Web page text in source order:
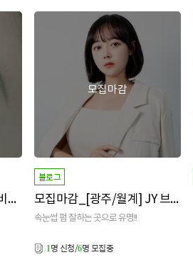
모집마감_[경기/김포] 바비인뷰티샵&아카데미 본점
모집마감
블로그
모집마감_[광주/월계] JY 브로우
속눈썹 펌 잘하는 곳으로 유명!!
1명 신청/6명 모집중